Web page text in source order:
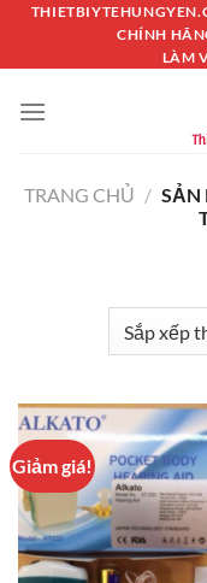
Chuyển
nội
dung
CHÍNH
LÀM
TRANG CHỦ / SẢN
Giảm giá!